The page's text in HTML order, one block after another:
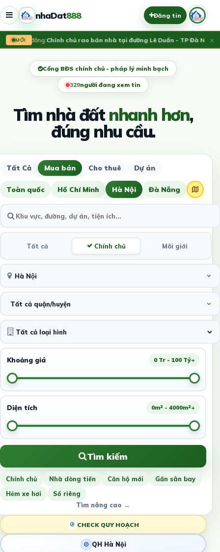
nhaDat888 Đăng tin
MỚI
Vừa đăng:Chính chủ rao bán nhà tại đường Lê Duẩn - TP Đà Nẵng;×
Cổng BĐS chính chủ - pháp lý minh bạch
331người đang xem tin
Tìm nhà đấtnhanh hơn,
đúng nhu cầu.
Tất Cả Mua bán Cho thuê Dự án
Toàn quốc Hồ Chí Minh Hà Nội Đà Nẵng
Tất cả Chính chủ Môi giới
Hà Nội
Tất cả quận/huyện
Khoảng giá 0 Tr - 100 Tỷ+
Diện tích 0m² - 4000m²+
Tìm kiếm
Chính chủ Nhà dòng tiền Căn hộ mới
Gần sân bay
Hẻm xe hơi
Sổ riêng
Tìm nâng cao →
CHECK QUY HOẠCH
QH Hà Nội